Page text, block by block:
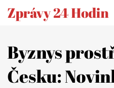
Zprávy 24 Hodin
Byznys
Česku: